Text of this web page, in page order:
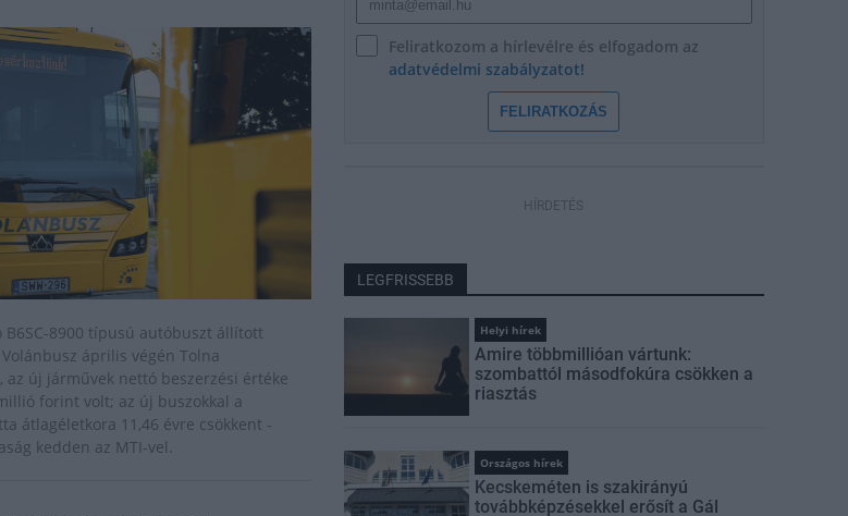
B6SC-8900 típusú autóbuszt állított
április végén Tolna
az új járművek nettó beszerzési értéke
forint volt; az új buszokkal a
átlagéletkora 11,46 évre csökkent -
kedden az MTI-vel.
Feliratkozom a hírlevélre és elfogadom az
adatvédelmi szabályzatot!
FELIRATKOZÁS
HÍRDETÉS
LEGFRISSEBB
Helyi hírek
Amire többmillióan vártunk:
szombattól másodfokúra csökken a
riasztás
Országos hírek
Kecskeméten is szakirányú
továbbképzésekkel erősít a Gál